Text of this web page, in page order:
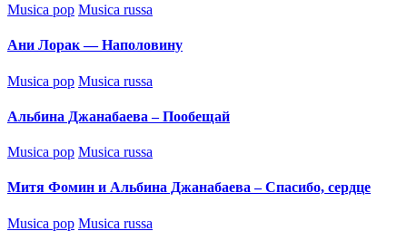
Posted
Musica pop Musica russa
Ани Лорак — Наполовину
Posted
Musica pop Musica russa
Альбина Джанабаева – Пообещай
Posted
Musica pop Musica russa
Митя Фомин и Альбина Джанабаева – Спасибо, сердце
Posted
Musica pop Musica russa